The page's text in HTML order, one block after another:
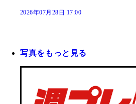
2026年07月28日 17:00
写真をもっと見る